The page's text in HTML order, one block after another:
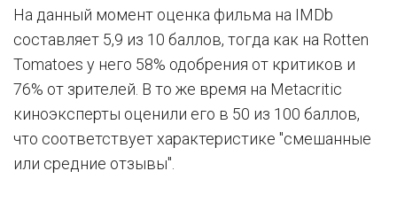
На данный момент оценка фильма на IMDb
составляет 5,9 из 10 баллов, тогда как на Rotten
Tomatoes у него 58% одобрения от критиков и
76% от зрителей. В то же время на Metacritic
киноэксперты оценили его в 50 из 100 баллов,
что соответствует характеристике "смешанные
или средние отзывы".